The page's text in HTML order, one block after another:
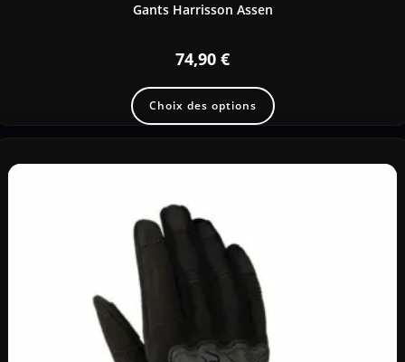
Gants Harrisson Assen
74,90 €
Choix des options